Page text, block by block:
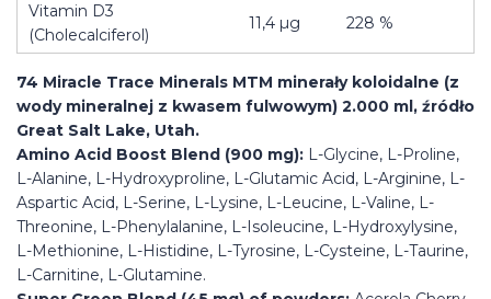
Vitamin D3
(Cholecalciferol)
11,4 µg 228 %
74 Miracle Trace Minerals MTM minerały koloidalne (z
wody mineralnej z kwasem fulwowym) 2.000 ml, źródło
Great Salt Lake, Utah.
Amino Acid Boost Blend (900 mg): L-Glycine, L-Proline,
L-Alanine, L-Hydroxyproline, L-Glutamic Acid, L-Arginine, L-
Aspartic Acid, L-Serine, L-Lysine, L-Leucine, L-Valine, L-
Threonine, L-Phenylalanine, L-Isoleucine, L-Hydroxylysine,
L-Methionine, L-Histidine, L-Tyrosine, L-Cysteine, L-Taurine,
L-Carnitine, L-Glutamine.